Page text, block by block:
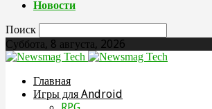
Новости
Поиск
Суббота, 8 августа, 2026
Главная
Игры для Android